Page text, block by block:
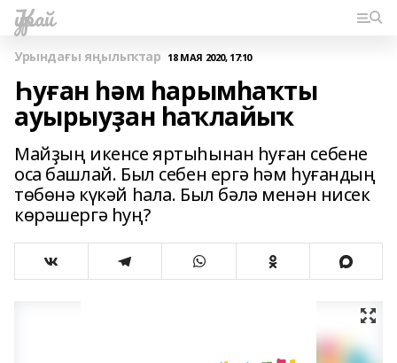
Ҡурай
Урындағы яңылыҡтар 18 МАЯ 2020, 17:10
Һуған һәм һарымһаҡты
ауырыуҙан һаҡлайыҡ
Майҙың икенсе яртыһынан һуған себене
оса башлай. Был себен ергә һәм һуғандың
төбөнә күкәй һала. Был бәлә менән нисек
көрәшергә һуң?